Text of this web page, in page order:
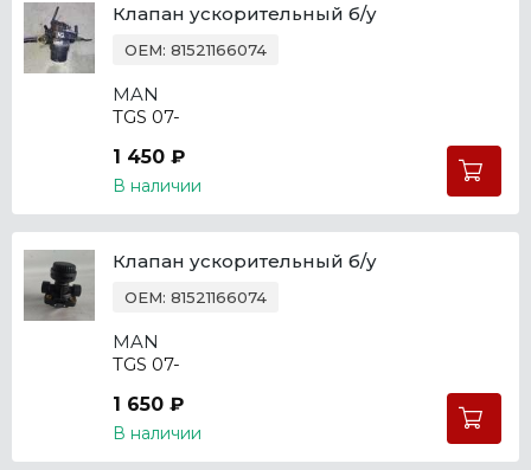
Клапан ускорительный б/у
OEM: 81521166074
MAN
TGS 07-
1 450 ₽
В наличии
Клапан ускорительный б/у
OEM: 81521166074
MAN
TGS 07-
1 650 ₽
В наличии